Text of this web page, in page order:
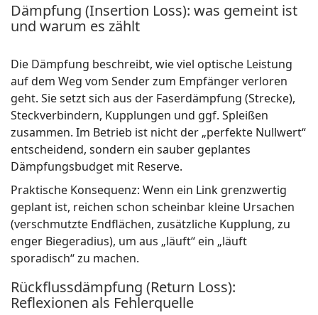
Dämpfung (Insertion Loss): was gemeint ist
und warum es zählt
Die Dämpfung beschreibt, wie viel optische Leistung
auf dem Weg vom Sender zum Empfänger verloren
geht. Sie setzt sich aus der Faserdämpfung (Strecke),
Steckverbindern, Kupplungen und ggf. Spleißen
zusammen. Im Betrieb ist nicht der „perfekte Nullwert“
entscheidend, sondern ein sauber geplantes
Dämpfungsbudget mit Reserve.
Praktische Konsequenz: Wenn ein Link grenzwertig
geplant ist, reichen schon scheinbar kleine Ursachen
(verschmutzte Endflächen, zusätzliche Kupplung, zu
enger Biegeradius), um aus „läuft“ ein „läuft
sporadisch“ zu machen.
Rückflussdämpfung (Return Loss):
Reflexionen als Fehlerquelle